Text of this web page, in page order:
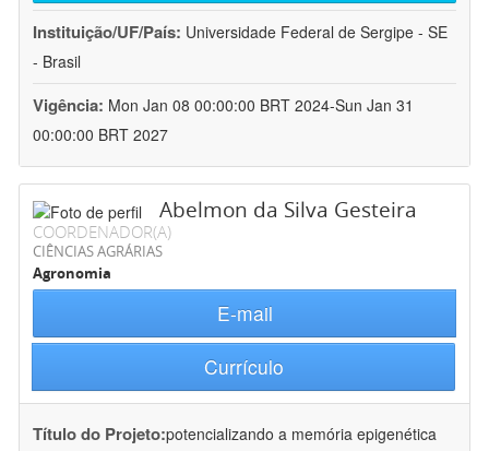
Instituição/UF/País: Universidade Federal de Sergipe - SE
- Brasil
Vigência: Mon Jan 08 00:00:00 BRT 2024-Sun Jan 31
00:00:00 BRT 2027
Abelmon da Silva Gesteira
COORDENADOR(A)
CIÊNCIAS AGRÁRIAS
Agronomia
E-mail
Currículo
Título do Projeto:potencializando a memória epigenética